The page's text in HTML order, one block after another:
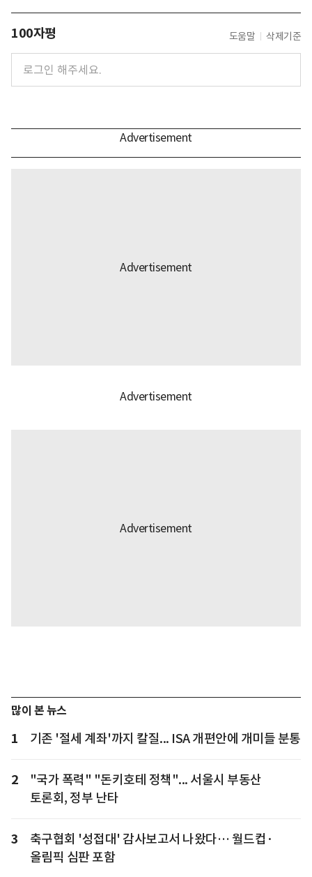
100자평 도움말 삭제기준
많이 본 뉴스
1 기존 '절세 계좌'까지 칼질... ISA 개편안에 개미들 분통
2
"국가 폭력" "돈키호테 정책"... 서울시 부동산
토론회, 정부 난타
3
축구협회 '성접대' 감사보고서 나왔다… 월드컵·
올림픽 심판 포함